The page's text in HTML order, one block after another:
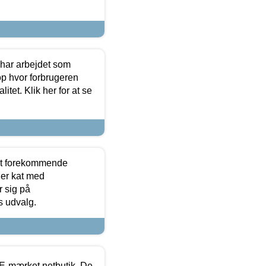
arbejdet som
hvor forbrugeren
Klik her for at se
forekommende
kat med
sig på
udvalg.